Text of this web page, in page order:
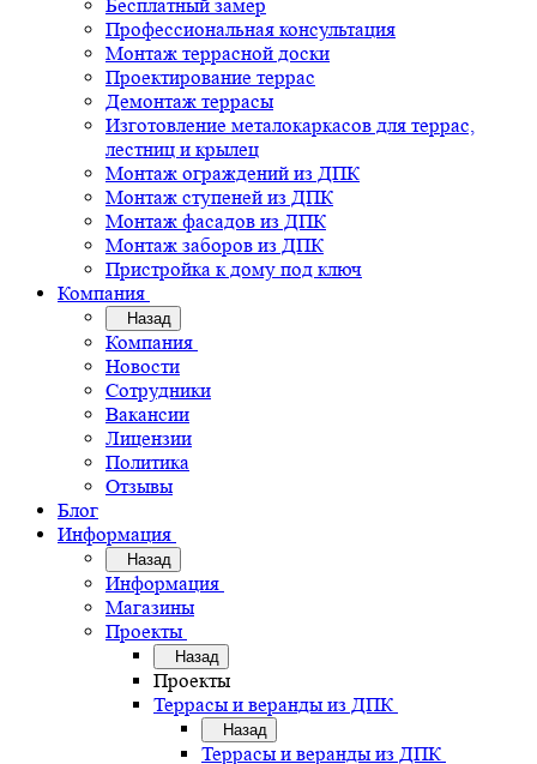
Бесплатный замер
Профессиональная консультация
Монтаж террасной доски
Проектирование террас
Демонтаж террасы
Изготовление металокаркасов для террас,
лестниц и крылец
Монтаж ограждений из ДПК
Монтаж ступеней из ДПК
Монтаж фасадов из ДПК
Монтаж заборов из ДПК
Пристройка к дому под ключ
Компания
Назад
Компания
Новости
Сотрудники
Вакансии
Лицензии
Политика
Отзывы
Блог
Информация
Назад
Информация
Магазины
Проекты
Назад
Проекты
Террасы и веранды из ДПК
Назад
Террасы и веранды из ДПК